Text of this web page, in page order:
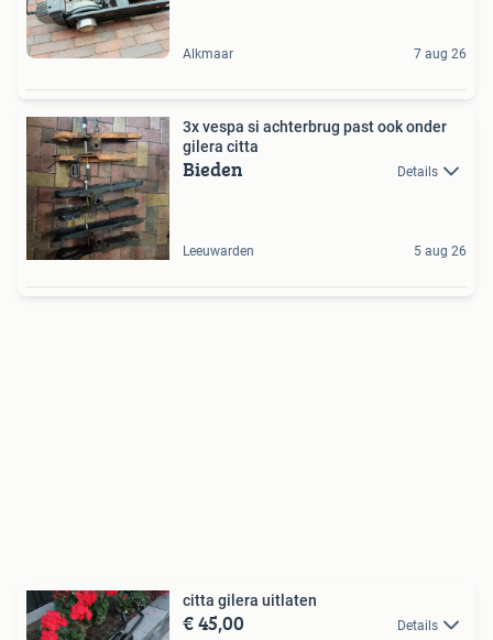
Alkmaar 7 aug 26
3x vespa si achterbrug past ook onder
gilera citta
Bieden Details
Leeuwarden 5 aug 26
citta gilera uitlaten
€ 45,00 Details